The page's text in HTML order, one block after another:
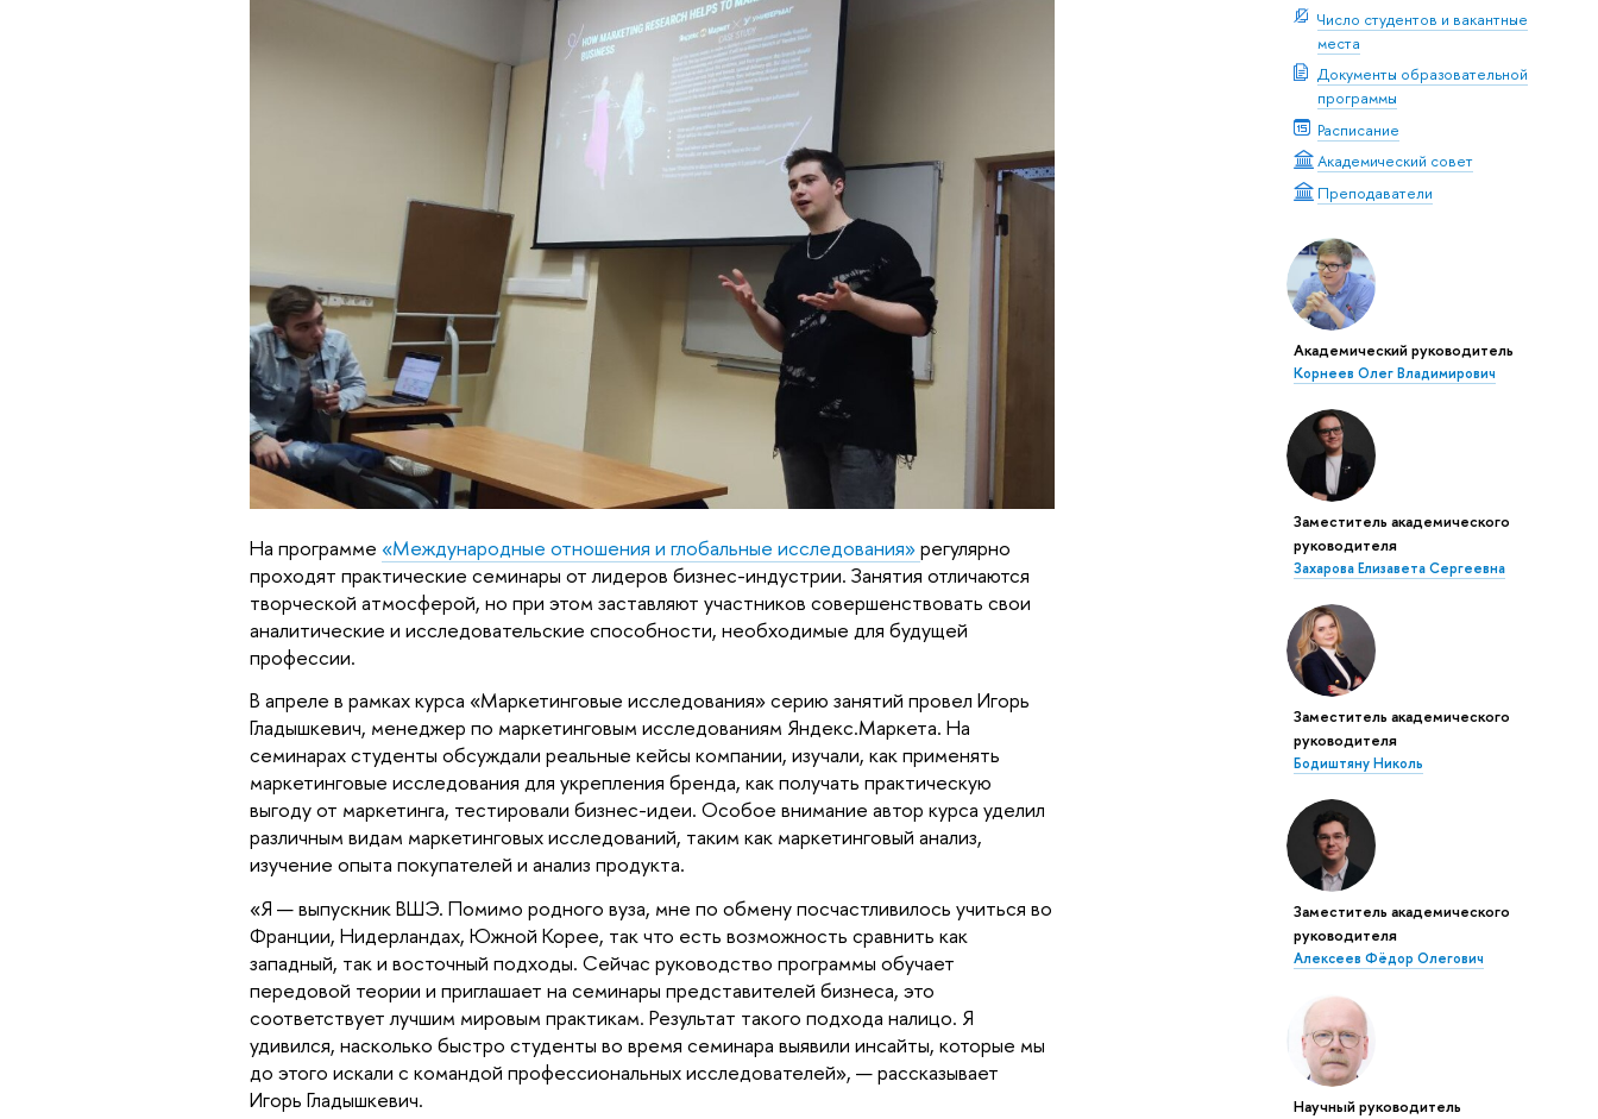
Число студентов и вакантные
места
Документы образовательной
программы
Расписание
Академический совет
Преподаватели
Академический руководитель
Корнеев Олег Владимирович
Заместитель академического
руководителя
Захарова Елизавета Сергеевна
Заместитель академического
руководителя
Бодиштяну Николь
Заместитель академического
руководителя
Алексеев Фёдор Олегович
Научный руководитель
На программе «Международные отношения и глобальные исследования»регулярно
проходят практические семинары от лидеров бизнес-индустрии. Занятия отличаются
творческой атмосферой, но при этом заставляют участников совершенствовать свои
аналитические и исследовательские способности, необходимые для будущей
профессии.
В апреле в рамках курса «Маркетинговые исследования» серию занятий провел Игорь
Гладышкевич, менеджер по маркетинговым исследованиям Яндекс.Маркета. На
семинарах студенты обсуждали реальные кейсы компании, изучали, как применять
маркетинговые исследования для укрепления бренда, как получать практическую
выгоду от маркетинга, тестировали бизнес-идеи. Особое внимание автор курса уделил
различным видам маркетинговых исследований, таким как маркетинговый анализ,
изучение опыта покупателей и анализ продукта.
«Я — выпускник ВШЭ. Помимо родного вуза, мне по обмену посчастливилось учиться во
Франции, Нидерландах, Южной Корее, так что есть возможность сравнить как
западный, так и восточный подходы. Сейчас руководство программы обучает
передовой теории и приглашает на семинары представителей бизнеса, это
соответствует лучшим мировым практикам. Результат такого подхода налицо. Я
удивился, насколько быстро студенты во время семинара выявили инсайты, которые мы
до этого искали с командой профессиональных исследователей», — рассказывает
Игорь Гладышкевич.